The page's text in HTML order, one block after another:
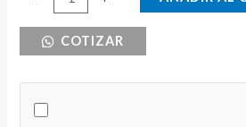
RIEL
CURVA
COTIZAR